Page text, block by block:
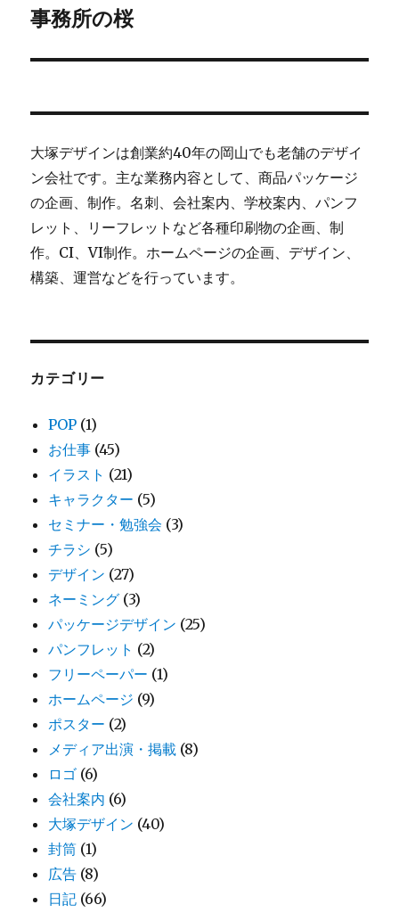
ゲ
ー
ン
稿:
次
投
事務所の桜
大塚デザインは創業約40年の岡山でも老舗のデザイ
ン会社です。主な業務内容として、商品パッケージ
の企画、制作。名刺、会社案内、学校案内、パンフ
レット、リーフレットなど各種印刷物の企画、制
作。CI、VI制作。ホームページの企画、デザイン、
構築、運営などを行っています。
カテゴリー
POP (1)
お仕事 (45)
イラスト (21)
キャラクター (5)
セミナー・勉強会 (3)
チラシ (5)
デザイン (27)
ネーミング (3)
パッケージデザイン (25)
パンフレット (2)
フリーペーパー (1)
ホームページ (9)
ポスター (2)
メディア出演・掲載 (8)
ロゴ (6)
会社案内 (6)
大塚デザイン (40)
封筒 (1)
広告 (8)
日記 (66)